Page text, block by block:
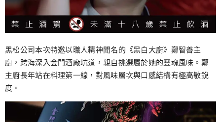
黑松公司本次特邀以職人精神聞名的《黑白大廚》鄭智善主
廚，跨海深入金門酒廠坑道，親自挑選屬於她的靈魂風味。鄭
主廚長年站在料理第一線，對風味層次與口感結構有極高敏銳
度。